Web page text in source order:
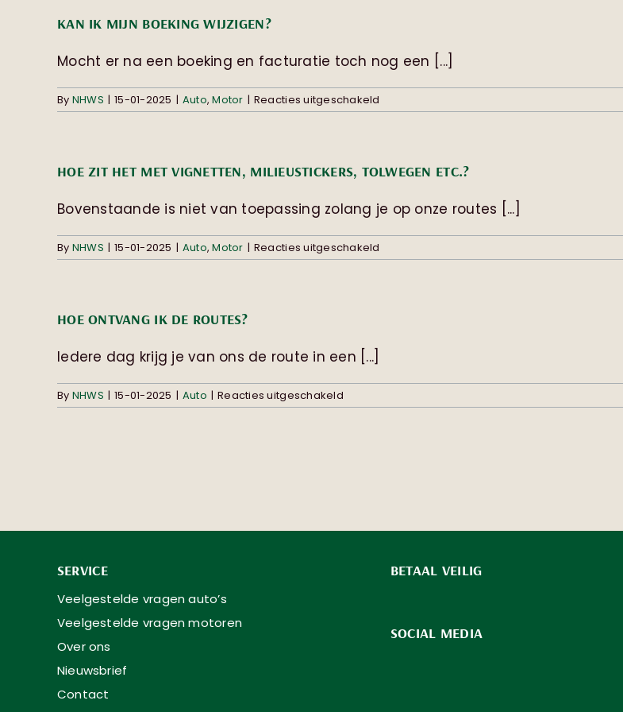
KAN IK MIJN BOEKING WIJZIGEN?
Mocht er na een boeking en facturatie toch nog een [...]
By NHWS | 15-01-2025 | Auto,Motor | Reacties uitgeschakeld
Kan
wijzigen?
HOE ZIT HET MET VIGNETTEN, MILIEUSTICKERS, TOLWEGEN ETC.?
Bovenstaande is niet van toepassing zolang je op onze routes [...]
By NHWS | 15-01-2025 | Auto,Motor | Reacties uitgeschakeld
Hoe
HOE ONTVANG IK DE ROUTES?
Iedere dag krijg je van ons de route in een [...]
By NHWS | 15-01-2025 | Auto | Reacties uitgeschakeldvoor
Hoe
SERVICE
Veelgestelde vragen auto’s
Veelgestelde vragen motoren
Over ons
Nieuwsbrief
Contact
BETAAL VEILIG
SOCIAL MEDIA